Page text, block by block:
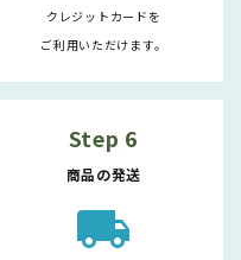
クレジットカードを
ご利用いただけます。
Step 6
商品の発送
local_shipping